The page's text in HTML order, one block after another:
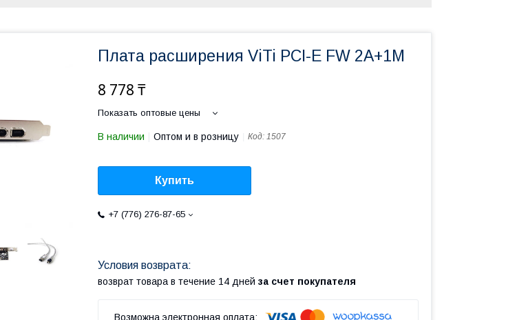
Плата расширения ViTi PCI-E FW 2A+1M
8 778 ₸
Показать оптовые цены
В наличии Оптом и в розницу Код: 1507
Купить
+7 (776) 276-87-65
возврат товара в течение 14 дней за счет покупателя